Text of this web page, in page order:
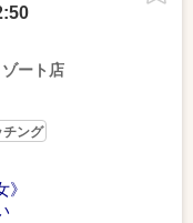
ート店
チング